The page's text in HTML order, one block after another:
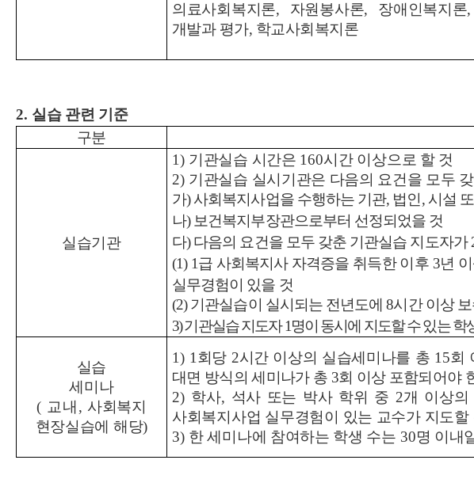
의료사회복지론, 자원봉사론, 장애인복지론,
개발과 평가, 학교사회복지론
2. 실습 관련 기준
구분
실습기관
1) 기관실습 시간은 160시간 이상으로 할 것
2) 기관실습 실시기관은 다음의 요건을 모두
가)사회복지사업을 수행하는 기관, 법인, 시설
나) 보건복지부장관으로부터 선정되었을 것
다)다음의 요건을 모두 갖춘 기관실습 지도자가
(1) 1급 사회복지사 자격증을 취득한 이후 3년
실무경험이 있을 것
(2)기관실습이 실시되는 전년도에8시간 이상
3)기관실습 지도자1명이 동시에 지도할 수 있는 학
실습
세미나
( 교내 , 사회복지
현장실습에 해당)
1) 1 회당 2시간 이상의 실습세미나를 총 15회
대면 방식의 세미나가 총 3회 이상 포함되어야
2) 학사, 석사 또는 박사 학위 중 2개 이상의
사회복지사업 실무경험이 있는 교수가 지도할
3) 한 세미나에 참여하는 학생 수는 30명 이내